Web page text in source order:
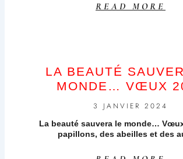
READ MORE
LA BEAUTÉ
MONDE… VŒUX
3 JANVIER 2024
La beauté sauvera le monde…
papillons, des abeilles et des